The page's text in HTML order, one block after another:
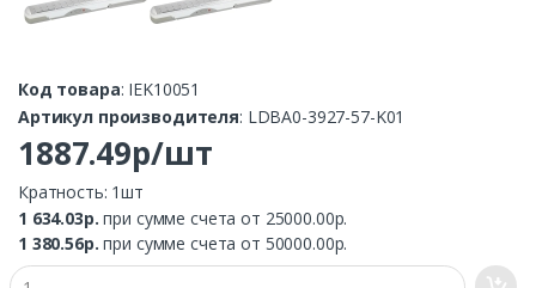
Код товара: IEK10051
Артикул производителя: LDBA0-3927-57-K01
1887.49р/шт
Кратность: 1шт
1 634.03р.при сумме счета от 25000.00р.
1 380.56р.при сумме счета от 50000.00р.